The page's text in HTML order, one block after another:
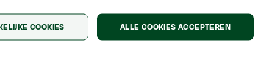
ALLE COOKIES ACCEPTEREN
COOKIES